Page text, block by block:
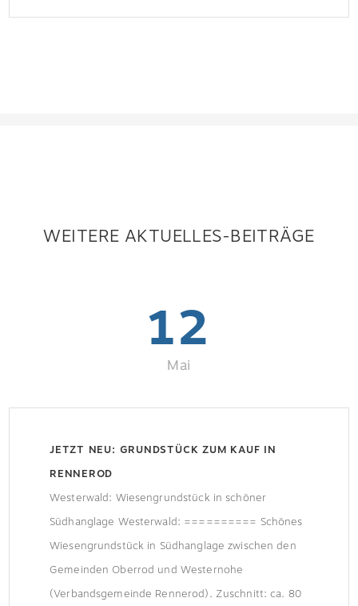
WEITERE AKTUELLES-BEITRÄGE
12
Mai
JETZT NEU: GRUNDSTÜCK ZUM KAUF IN
RENNEROD
Westerwald: Wiesengrundstück in schöner
Südhanglage Westerwald: ========== Schönes
Wiesengrundstück in Südhanglage zwischen den
Gemeinden Oberrod und Westernohe
(Verbandsgemeinde Rennerod). Zuschnitt: ca. 80